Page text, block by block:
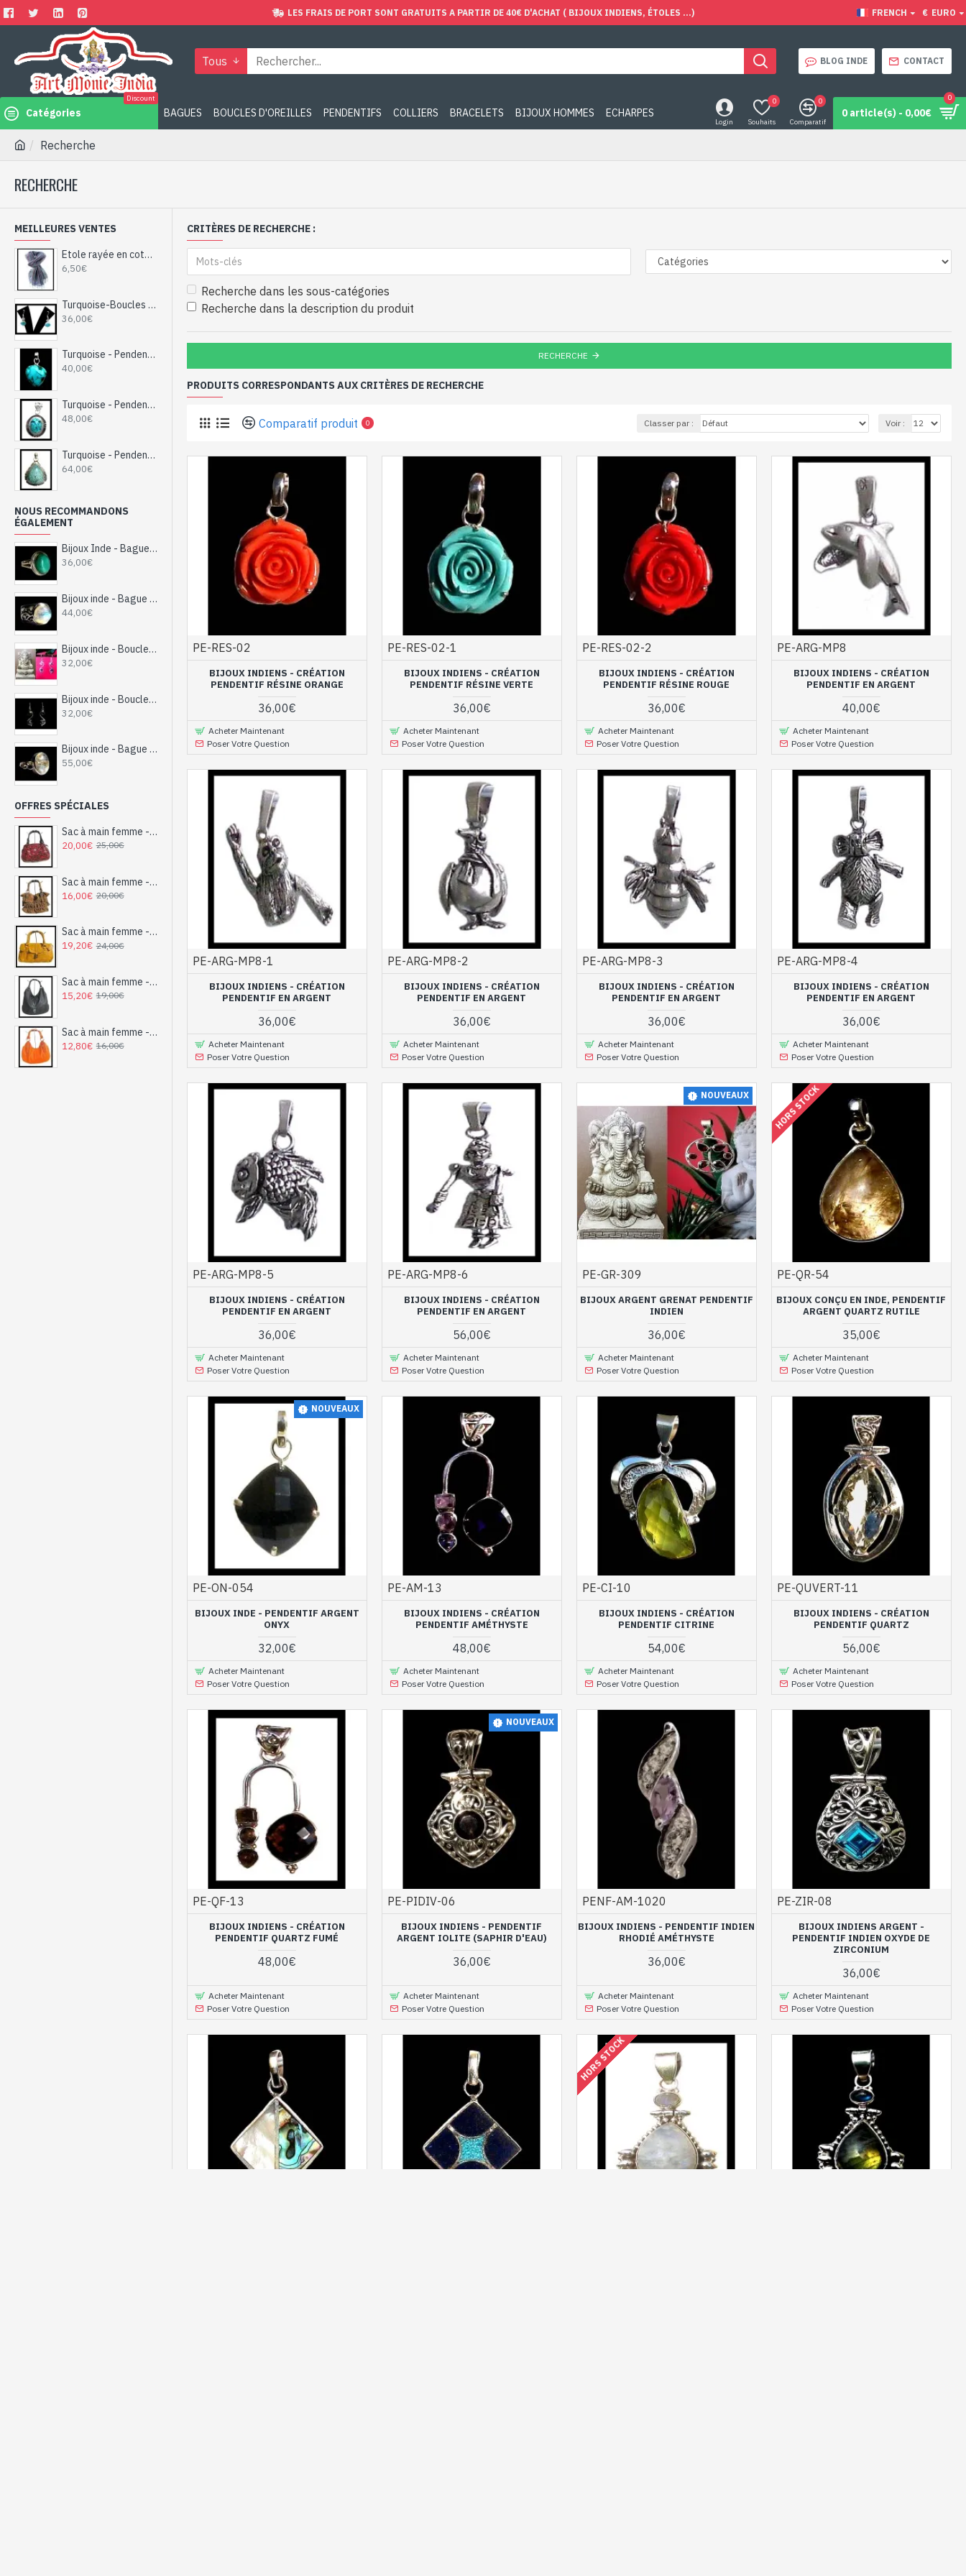
LES FRAIS DE PORT SONT GRATUITS A PARTIR DE 40€ D'ACHAT ( BIJOUX INDIENS, ÉTOLES ...) FRENCH € EURO
Tous BLOG INDE CONTACT
Catégories
Discount
BAGUES BOUCLES D'OREILLES PENDENTIFS COLLIERS BRACELETS BIJOUX HOMMES ECHARPES
Login Souhaits
0
Comparatif
0
0 article(s) - 0,00€
0
Recherche
RECHERCHE
MEILLEURES VENTES
Etole rayée en coton et viscose - Etole indienne
6,50€
Turquoise-Boucles d'Oreilles indiennes Turquoise-Bijoux Inde
36,00€
Turquoise - Pendentif indien Turquoise - Bijoux Inde
40,00€
Turquoise - Pendentif indien Turquoise - Bijoux Inde
48,00€
Turquoise - Pendentif indien Turquoise - Bijoux Inde
64,00€
NOUS RECOMMANDONS
ÉGALEMENT
Bijoux Inde - Bague argent Turquoise
36,00€
Bijoux inde - Bague indienne argent et Pierre de Lune
44,00€
Bijoux inde - Boucles d'oreilles indiennes argent et Améthyste
32,00€
Bijoux inde - Boucles d'oreilles indiennes argent et saphir d'eau
32,00€
Bijoux inde - Bague indienne argent et Pierre de Lune
55,00€
OFFRES SPÉCIALES
Sac à main femme - sac à main avec motifs
20,00€ 25,00€
Sac à main femme - sac à main Caramel
16,00€ 20,00€
Sac à main femme - sac à main Jaune-Moutarde
19,20€ 24,00€
Sac à main femme - sac à main Noir
15,20€ 19,00€
Sac à main femme - sac à main Orange
12,80€ 16,00€
CRITÈRES DE RECHERCHE :
Recherche dans les sous-catégories
Recherche dans la description du produit
RECHERCHE
PRODUITS CORRESPONDANTS AUX CRITÈRES DE RECHERCHE
Comparatif produit 0 Classer par : Voir :
PE-RES-02
BIJOUX INDIENS - CRÉATION
PENDENTIF RÉSINE ORANGE
36,00€
Acheter Maintenant
Poser Votre Question
PE-RES-02-1
BIJOUX INDIENS - CRÉATION
PENDENTIF RÉSINE VERTE
36,00€
Acheter Maintenant
Poser Votre Question
PE-RES-02-2
BIJOUX INDIENS - CRÉATION
PENDENTIF RÉSINE ROUGE
36,00€
Acheter Maintenant
Poser Votre Question
PE-ARG-MP8
BIJOUX INDIENS - CRÉATION
PENDENTIF EN ARGENT
40,00€
Acheter Maintenant
Poser Votre Question
PE-ARG-MP8-1
BIJOUX INDIENS - CRÉATION
PENDENTIF EN ARGENT
36,00€
Acheter Maintenant
Poser Votre Question
PE-ARG-MP8-2
BIJOUX INDIENS - CRÉATION
PENDENTIF EN ARGENT
36,00€
Acheter Maintenant
Poser Votre Question
PE-ARG-MP8-3
BIJOUX INDIENS - CRÉATION
PENDENTIF EN ARGENT
36,00€
Acheter Maintenant
Poser Votre Question
PE-ARG-MP8-4
BIJOUX INDIENS - CRÉATION
PENDENTIF EN ARGENT
36,00€
Acheter Maintenant
Poser Votre Question
PE-ARG-MP8-5
BIJOUX INDIENS - CRÉATION
PENDENTIF EN ARGENT
36,00€
Acheter Maintenant
Poser Votre Question
PE-ARG-MP8-6
BIJOUX INDIENS - CRÉATION
PENDENTIF EN ARGENT
56,00€
Acheter Maintenant
Poser Votre Question
NOUVEAUX
PE-GR-309
BIJOUX ARGENT GRENAT PENDENTIF
INDIEN
36,00€
Acheter Maintenant
Poser Votre Question
HORS STOCK
PE-QR-54
BIJOUX CONÇU EN INDE, PENDENTIF
ARGENT QUARTZ RUTILE
35,00€
Acheter Maintenant
Poser Votre Question
NOUVEAUX
PE-ON-054
BIJOUX INDE - PENDENTIF ARGENT
ONYX
32,00€
Acheter Maintenant
Poser Votre Question
PE-AM-13
BIJOUX INDIENS - CRÉATION
PENDENTIF AMÉTHYSTE
48,00€
Acheter Maintenant
Poser Votre Question
PE-CI-10
BIJOUX INDIENS - CRÉATION
PENDENTIF CITRINE
54,00€
Acheter Maintenant
Poser Votre Question
PE-QUVERT-11
BIJOUX INDIENS - CRÉATION
PENDENTIF QUARTZ
56,00€
Acheter Maintenant
Poser Votre Question
PE-QF-13
BIJOUX INDIENS - CRÉATION
PENDENTIF QUARTZ FUMÉ
48,00€
Acheter Maintenant
Poser Votre Question
NOUVEAUX
PE-PIDIV-06
BIJOUX INDIENS - PENDENTIF
ARGENT IOLITE (SAPHIR D'EAU)
36,00€
Acheter Maintenant
Poser Votre Question
PENF-AM-1020
BIJOUX INDIENS - PENDENTIF INDIEN
RHODIÉ AMÉTHYSTE
36,00€
Acheter Maintenant
Poser Votre Question
PE-ZIR-08
BIJOUX INDIENS ARGENT -
PENDENTIF INDIEN OXYDE DE
ZIRCONIUM
36,00€
Acheter Maintenant
Poser Votre Question
HORS STOCK